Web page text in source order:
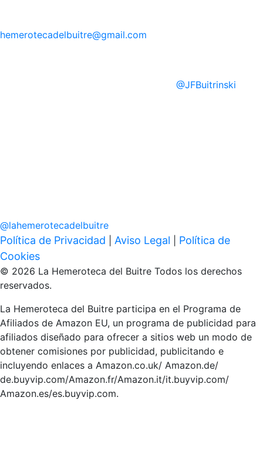
hemerotecadelbuitre@gmail.com
@JFBuitrinski
@lahemerotecadelbuitre
Política de Privacidad Aviso Legal
Política de
Cookies
© 2026 La Hemeroteca del Buitre Todos los derechos
reservados.
La Hemeroteca del Buitre participa en el Programa de
Afiliados de Amazon EU, un programa de publicidad para
afiliados diseñado para ofrecer a sitios web un modo de
obtener comisiones por publicidad, publicitando e
incluyendo enlaces a Amazon.co.uk/ Amazon.de/
de.buyvip.com/Amazon.fr/Amazon.it/it.buyvip.com/
Amazon.es/es.buyvip.com.